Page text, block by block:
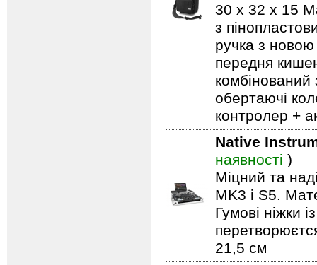
30 x 32 x 15
з
ручка з
передня
обертаючі
контролер +
Native
наявності )
Міцний та
MK3 і S5.
Гумові ніжки
21,5 см